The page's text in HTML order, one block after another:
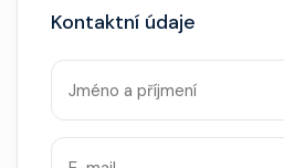
Kontaktní údaje